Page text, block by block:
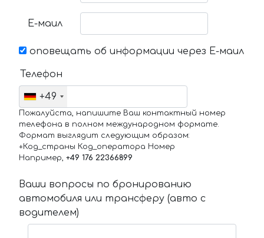
Е-маил
оповещать об информации через Е-маил
Телефон
+49
Пожалуйста, напишите Ваш контактный номер
телефона в полном международном формате.
Формат выглядит следующим образом:
+Код_страны Код_оператора Номер
Например, +49 176 22366899
Ваши вопросы по бронированию
автомобиля или трансферу (авто с
водителем)